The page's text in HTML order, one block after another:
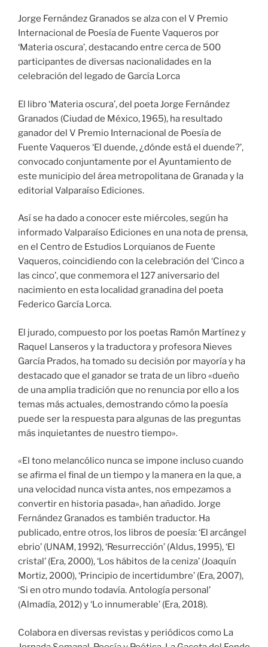
Jorge Fernández Granados se alza con el V Premio
Internacional de Poesía de Fuente Vaqueros por
‘Materia oscura’, destacando entre cerca de 500
participantes de diversas nacionalidades en la
celebración del legado de García Lorca
El libro ‘Materia oscura’, del poeta Jorge Fernández
Granados (Ciudad de México, 1965), ha resultado
ganador del V Premio Internacional de Poesía de
Fuente Vaqueros ‘El duende, ¿dónde está el duende?’,
convocado conjuntamente por el Ayuntamiento de
este municipio del área metropolitana de Granada y la
editorial Valparaíso Ediciones.
Así se ha dado a conocer este miércoles, según ha
informado Valparaíso Ediciones en una nota de prensa,
en el Centro de Estudios Lorquianos de Fuente
Vaqueros, coincidiendo con la celebración del ‘Cinco a
las cinco’, que conmemora el 127 aniversario del
nacimiento en esta localidad granadina del poeta
Federico García Lorca.
El jurado, compuesto por los poetas Ramón Martínez y
Raquel Lanseros y la traductora y profesora Nieves
García Prados, ha tomado su decisión por mayoría y ha
destacado que el ganador se trata de un libro «dueño
de una amplia tradición que no renuncia por ello a los
temas más actuales, demostrando cómo la poesía
puede ser la respuesta para algunas de las preguntas
más inquietantes de nuestro tiempo».
«El tono melancólico nunca se impone incluso cuando
se afirma el final de un tiempo y la manera en la que, a
una velocidad nunca vista antes, nos empezamos a
convertir en historia pasada», han añadido. Jorge
Fernández Granados es también traductor. Ha
publicado, entre otros, los libros de poesía: ‘El arcángel
ebrio’ (UNAM, 1992), ‘Resurrección’ (Aldus, 1995), ‘El
cristal’ (Era, 2000), ‘Los hábitos de la ceniza’ (Joaquín
Mortiz, 2000), ‘Principio de incertidumbre’ (Era, 2007),
‘Si en otro mundo todavía. Antología personal’
(Almadía, 2012) y ‘Lo innumerable’ (Era, 2018).
Colabora en diversas revistas y periódicos como La